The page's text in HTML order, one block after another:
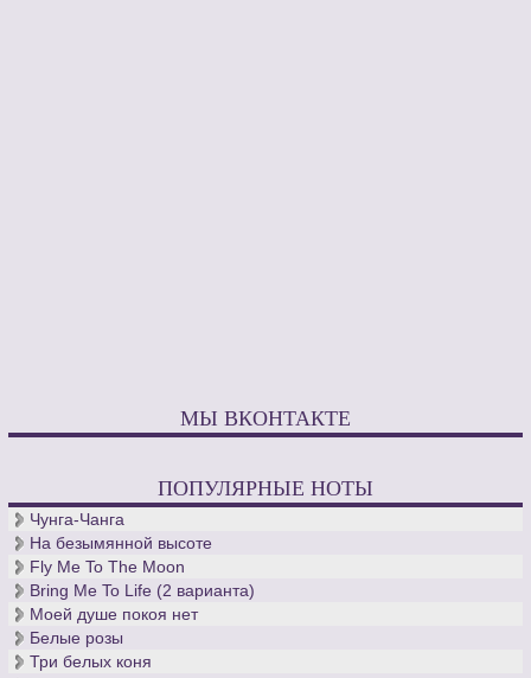
МЫ ВКОНТАКТЕ
ПОПУЛЯРНЫЕ НОТЫ
Чунга-Чанга
На безымянной высоте
Fly Me To The Moon
Bring Me To Life (2 варианта)
Моей душе покоя нет
Белые розы
Три белых коня